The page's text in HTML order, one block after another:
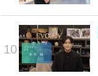
10